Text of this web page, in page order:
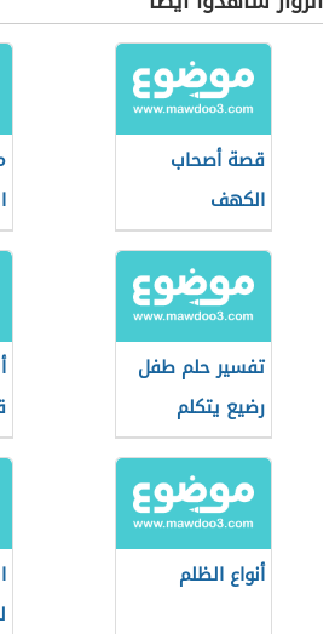
قصة أصحاب
الكهف
تفسير حلم طفل
رضيع يتكلم
للعزباء
أنواع الظلم